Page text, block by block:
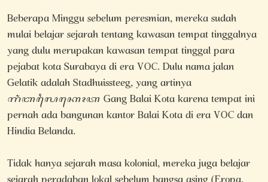
Beberapa Minggu sebelum peresmian, mereka sudah
mulai belajar sejarah tentang kawasan tempat tinggalnya
yang dulu merupakan kawasan tempat tinggal para
pejabat kota Surabaya di era VOC. Dulu nama jalan
Gelatik adalah Stadhuissteeg, yang artinya
ꦒꦁꦧꦭꦻꦏꦺꦴꦠ Gang Balai Kota karena tempat ini
pernah ada bangunan kantor Balai Kota di era VOC dan
Hindia Belanda.
Tidak hanya sejarah masa kolonial, mereka juga belajar